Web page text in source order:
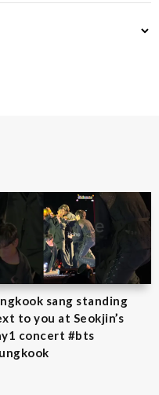
sang standing
to you at Seokjin’s
concert #bts